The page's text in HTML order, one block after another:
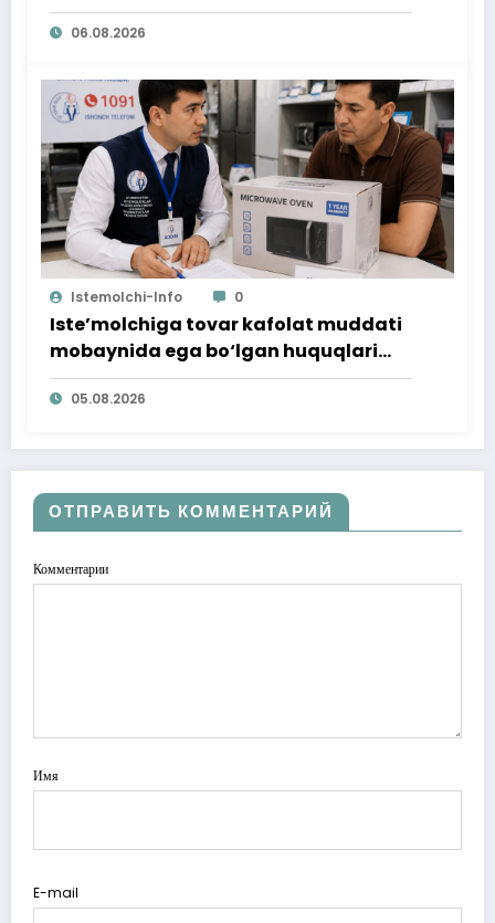
06.08.2026
Istemolchi-Info 0
Iste’molchiga tovar kafolat muddati
mobaynida ega bo‘lgan huquqlari
ta’minlab berildi
05.08.2026
ОТПРАВИТЬ КОММЕНТАРИЙ
Комментарии
Имя
E-mail